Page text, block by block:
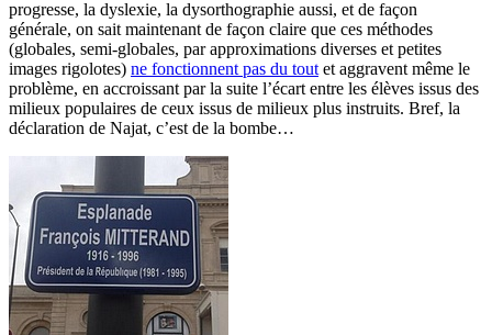
progresse, la dyslexie, la dysorthographie aussi, et de façon
générale, on sait maintenant de façon claire que ces méthodes
(globales, semi-globales, par approximations diverses et petites
images rigolotes) ne fonctionnent pas du tout et aggravent même le
problème, en accroissant par la suite l’écart entre les élèves issus des
milieux populaires de ceux issus de milieux plus instruits. Bref, la
déclaration de Najat, c’est de la bombe…